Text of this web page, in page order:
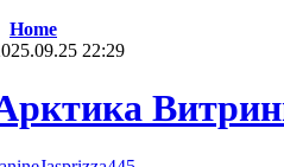
Home
22:29